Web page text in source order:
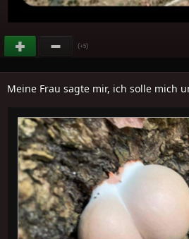
(+5)
Meine Frau sagte mir, ich solle mich